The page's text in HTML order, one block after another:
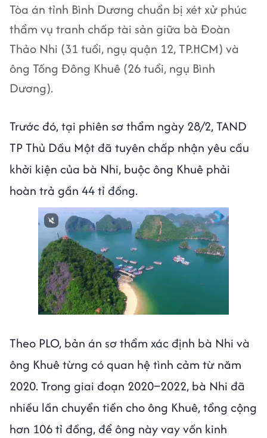
Tòa án tỉnh Bình Dương chuẩn bị xét xử phúc
thẩm vụ tranh chấp tài sản giữa bà Đoàn
Thảo Nhi (31 tuổi, ngụ quận 12, TP.HCM) và
ông Tống Đông Khuê (26 tuổi, ngụ Bình
Dương).
Trước đó, tại phiên sơ thẩm ngày 28/2, TAND
TP Thủ Dầu Một đã tuyên chấp nhận yêu cầu
khởi kiện của bà Nhi, buộc ông Khuê phải
hoàn trả gần 44 tỉ đồng.
Theo PLO, bản án sơ thẩm xác định bà Nhi và
ông Khuê từng có quan hệ tình cảm từ năm
2020. Trong giai đoạn 2020–2022, bà Nhi đã
nhiều lần chuyển tiền cho ông Khuê, tổng cộng
hơn 106 tỉ đồng, để ông này vay vốn kinh